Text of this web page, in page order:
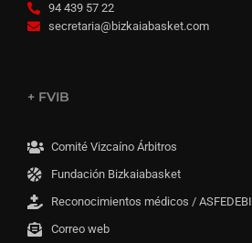
94 439 57 22
secretaria@bizkaiabasket.com
+ FVIB
Comité Vizcaíno Árbitros
Fundación Bizkaiabasket
Reconocimientos médicos / ASFEDEBI
Correo web